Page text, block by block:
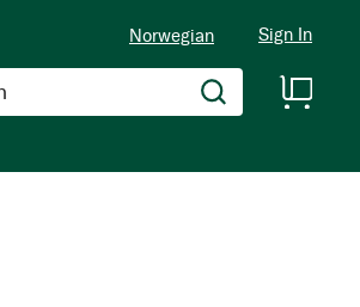
Norwegian Sign In